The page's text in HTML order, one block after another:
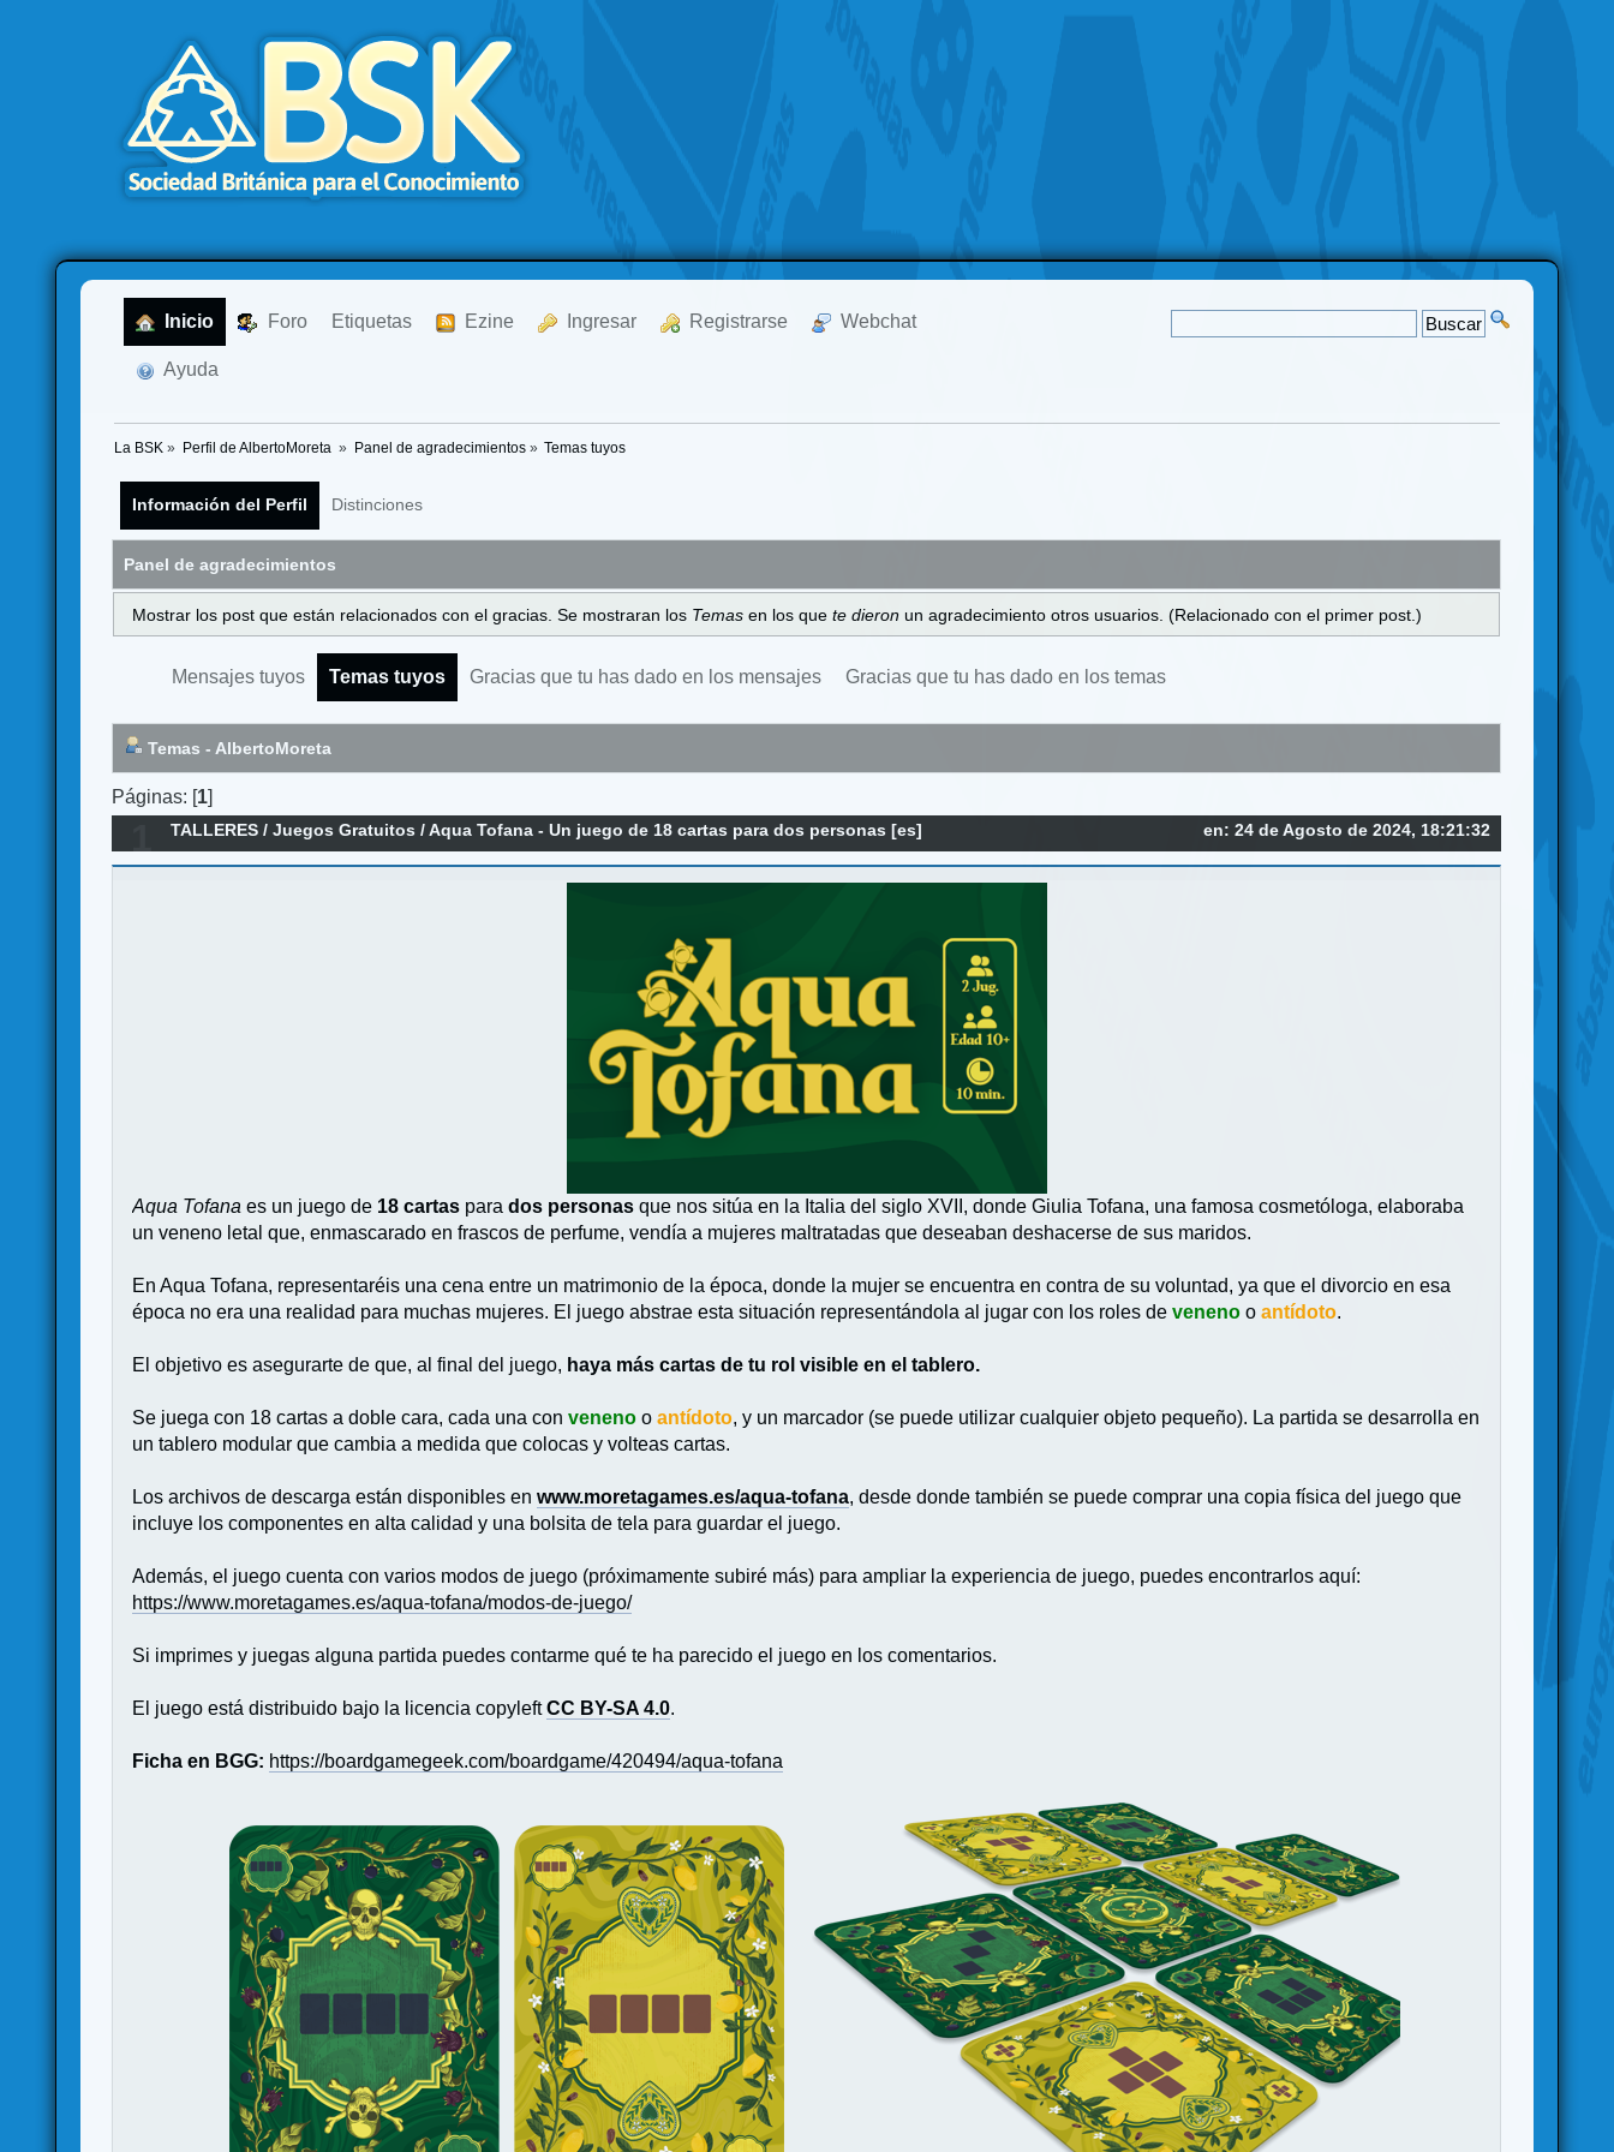
Inicio Foro Etiquetas Ezine Ingresar Registrarse Webchat
Ayuda
La BSK » Perfil de AlbertoMoreta » Panel de agradecimientos» Temas tuyos
Información del Perfil Distinciones
Panel de agradecimientos
Mostrar los post que están relacionados con el gracias. Se mostraran los Temas en los que te dieron un agradecimiento otros usuarios. (Relacionado con el primer post.)
Mensajes tuyos Temas tuyos Gracias que tu has dado en los mensajes Gracias que tu has dado en los temas
Temas - AlbertoMoreta
Páginas: [1]
en: 24 de Agosto de 2024, 18:21:32
TALLERES /Juegos Gratuitos/Aqua Tofana - Un juego de 18 cartas para dos personas [es]
Aqua Tofana es un juego de 18 cartas parados personas que nos sitúa en la Italia del siglo XVII, donde Giulia Tofana, una famosa cosmetóloga, elaboraba
un veneno letal que, enmascarado en frascos de perfume, vendía a mujeres maltratadas que deseaban deshacerse de sus maridos.
En Aqua Tofana, representaréis una cena entre un matrimonio de la época, donde la mujer se encuentra en contra de su voluntad, ya que el divorcio en esa
época no era una realidad para muchas mujeres. El juego abstrae esta situación representándola al jugar con los roles deveneno oantídoto.
El objetivo es asegurarte de que, al final del juego, haya más cartas de tu rol visible en el tablero.
Se juega con 18 cartas a doble cara, cada una conveneno oantídoto, y un marcador (se puede utilizar cualquier objeto pequeño). La partida se desarrolla en
un tablero modular que cambia a medida que colocas y volteas cartas.
Los archivos de descarga están disponibles enwww.moretagames.es/aqua-tofana, desde donde también se puede comprar una copia física del juego que
incluye los componentes en alta calidad y una bolsita de tela para guardar el juego.
Además, el juego cuenta con varios modos de juego (próximamente subiré más) para ampliar la experiencia de juego, puedes encontrarlos aquí:
https://www.moretagames.es/aqua-tofana/modos-de-juego/
Si imprimes y juegas alguna partida puedes contarme qué te ha parecido el juego en los comentarios.
El juego está distribuido bajo la licencia copyleftCC BY-SA 4.0.
Ficha en BGG: https://boardgamegeek.com/boardgame/420494/aqua-tofana